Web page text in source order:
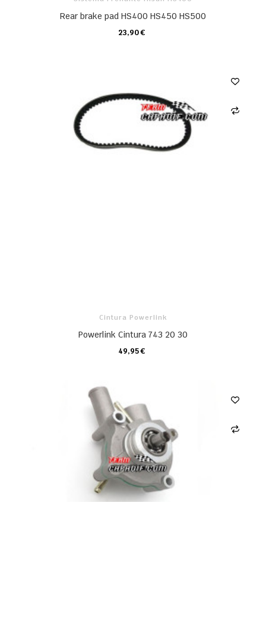
Rear brake pad HS400 HS450 HS500
23,90 €
CARRELLO
Cintura Powerlink
Powerlink Cintura 743 20 30
49,95 €
CARRELLO